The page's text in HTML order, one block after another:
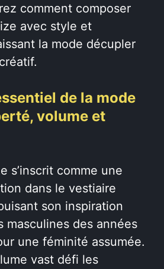
comment composer
avec style et
la mode décupler
de la mode
volume et
s’inscrit comme une
dans le vestiaire
son inspiration
masculines des années
une féminité assumée.
vast défi les